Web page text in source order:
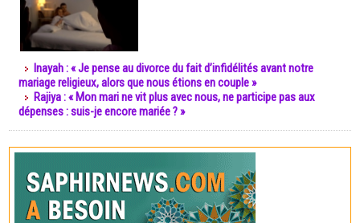
Inayah : « Je pense au divorce du fait d’infidélités avant notre
mariage religieux, alors que nous étions en couple »
Rajiya : « Mon mari ne vit plus avec nous, ne participe pas aux
dépenses : suis-je encore mariée ? »